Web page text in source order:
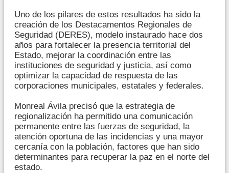
Uno de los pilares de estos resultados ha sido la
creación de los Destacamentos Regionales de
Seguridad (DERES), modelo instaurado hace dos
años para fortalecer la presencia territorial del
Estado, mejorar la coordinación entre las
instituciones de seguridad y justicia, así como
optimizar la capacidad de respuesta de las
corporaciones municipales, estatales y federales.
Monreal Ávila precisó que la estrategia de
regionalización ha permitido una comunicación
permanente entre las fuerzas de seguridad, la
atención oportuna de las incidencias y una mayor
cercanía con la población, factores que han sido
determinantes para recuperar la paz en el norte del
estado.